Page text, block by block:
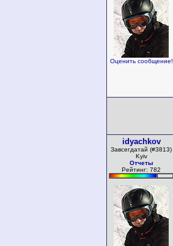
Оценить сообщение!
idyachkov
Завсегдатай (#3813)
Kyiv
Отчеты
Рейтинг: 782